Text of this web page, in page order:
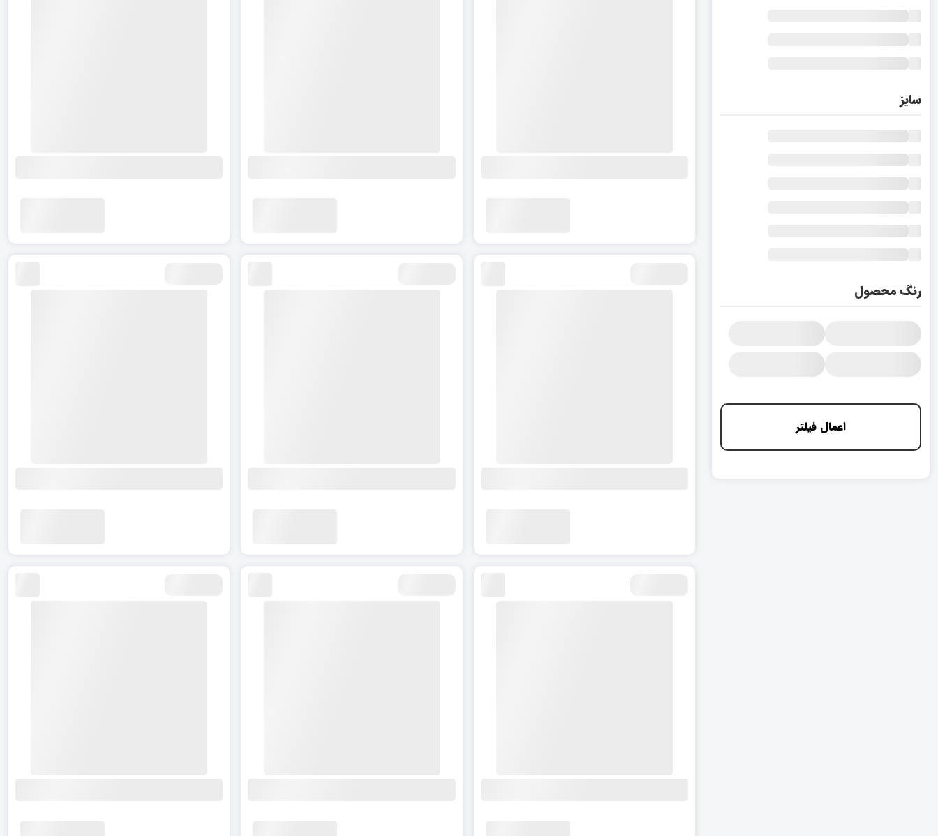
سایز
رنگ محصول
اعمال فیلتر